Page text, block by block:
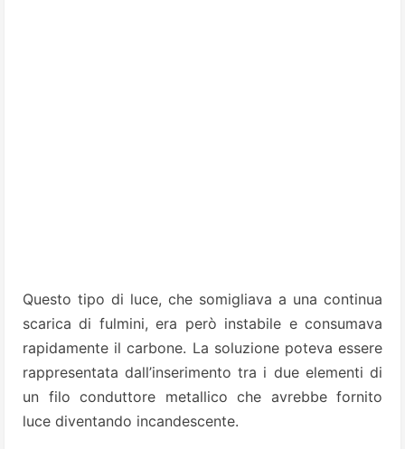
Questo tipo di luce, che somigliava a una continua
scarica di fulmini, era però instabile e consumava
rapidamente il carbone. La soluzione poteva essere
rappresentata dall’inserimento tra i due elementi di
un filo conduttore metallico che avrebbe fornito
luce diventando incandescente.